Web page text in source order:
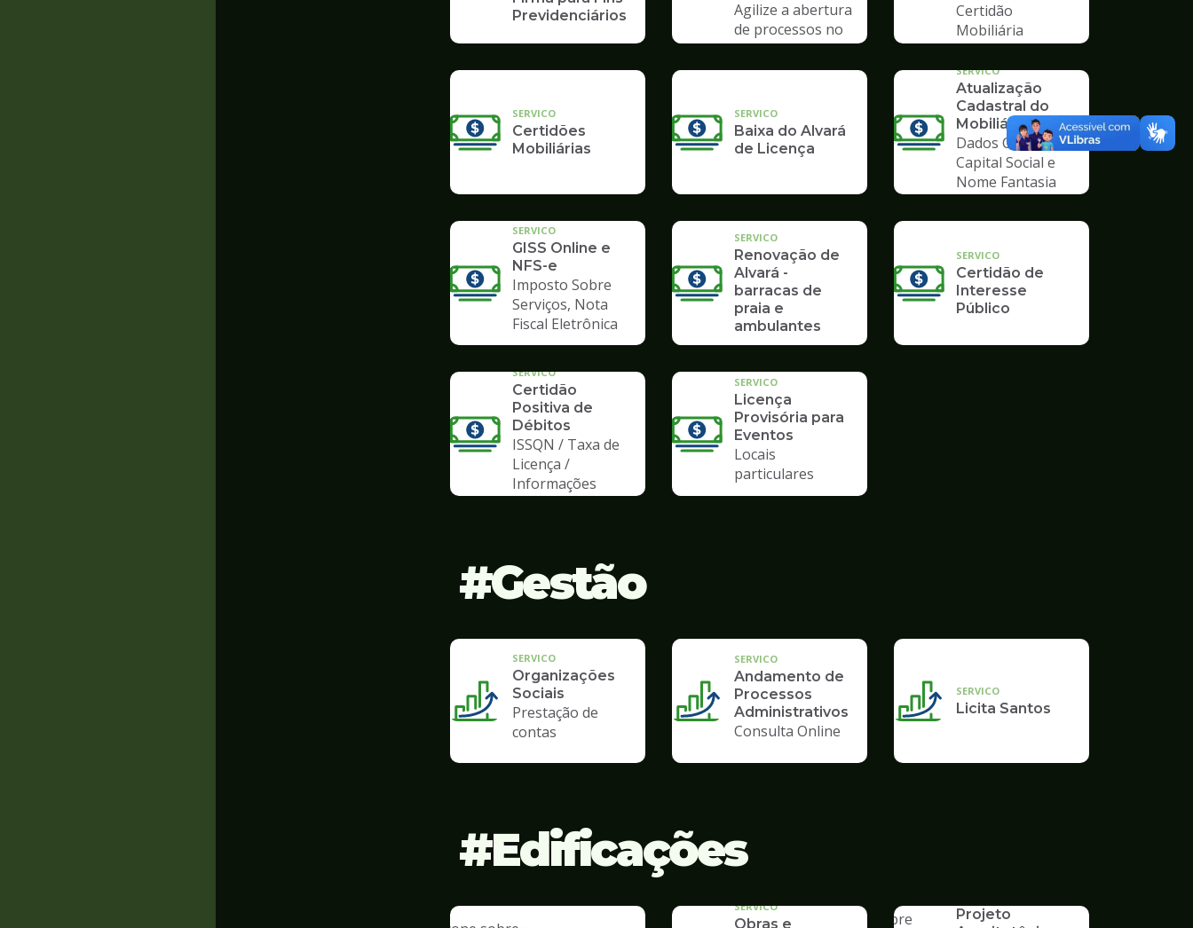
Previdenciários
Agilize a abertura
de processos no
Poupatempo
Certidão
Mobiliária
SERVICO
Certidões
Mobiliárias
SERVICO
Baixa do Alvará
de Licença
SERVICO
Atualização
Cadastral do
Mobiliário
Dados Cadastrais,
Capital Social e
Nome Fantasia
SERVICO
GISS Online e
NFS-e
Imposto Sobre
Serviços, Nota
Fiscal Eletrônica
SERVICO
Renovação de
Alvará -
barracas de
praia e
ambulantes
SERVICO
Certidão de
Interesse
Público
SERVICO
Certidão
Positiva de
Débitos
ISSQN / Taxa de
Licença /
Informações
SERVICO
Licença
Provisória para
Eventos
Locais
particulares
Gestão
SERVICO
Organizações
Sociais
Prestação de
contas
SERVICO
Andamento de
Processos
Administrativos
Consulta Online
SERVICO
Licita Santos
Edificações
SERVICO
Obras e
Projeto